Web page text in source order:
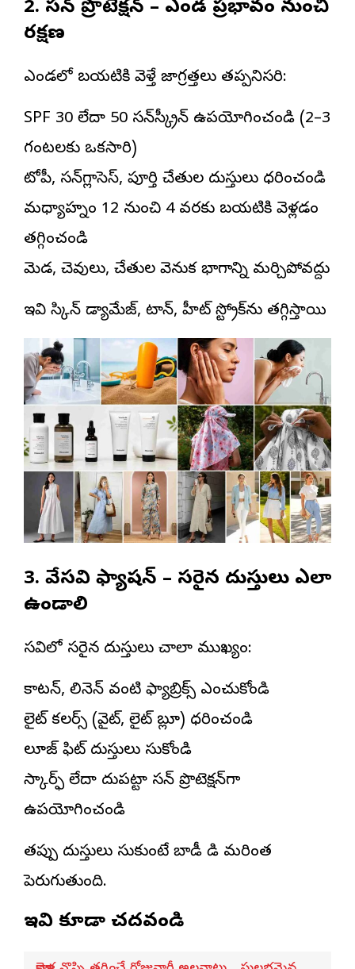
2. సన్ ప్రొటెక్షన్ – ఎండ ప్రభావం నుంచి
రక్షణ
ఎండలో బయటికి వెళ్తే జాగ్రత్తలు తప్పనిసరి:
SPF 30 లేదా 50 సన్‌స్క్రీన్ ఉపయోగించండి (2–3
గంటలకు ఒకసారి)
టోపీ, సన్‌గ్లాసెస్, పూర్తి చేతుల దుస్తులు ధరించండి
మధ్యాహ్నం 12 నుంచి 4 వరకు బయటికి వెళ్లడం
తగ్గించండి
మెడ, చెవులు, చేతుల వెనుక భాగాన్ని మర్చిపోవద్దు
ఇవి స్కిన్ డ్యామేజ్, టాన్, హీట్ స్ట్రోక్‌ను తగ్గిస్తాయి
3. వేసవి ఫ్యాషన్ – సరైన దుస్తులు ఎలా
ఉండాలి
వేసవిలో సరైన దుస్తులు చాలా ముఖ్యం:
కాటన్, లినెన్ వంటి ఫ్యాబ్రిక్స్ ఎంచుకోండి
లైట్ కలర్స్ (వైట్, లైట్ బ్లూ) ధరించండి
లూజ్ ఫిట్ దుస్తులు వేసుకోండి
స్కార్ఫ్ లేదా దుపట్టా సన్ ప్రొటెక్షన్‌గా
ఉపయోగించండి
తప్పు దుస్తులు వేసుకుంటే బాడీ వేడి మరింత
పెరుగుతుంది.
ఇవి కూడా చదవండి